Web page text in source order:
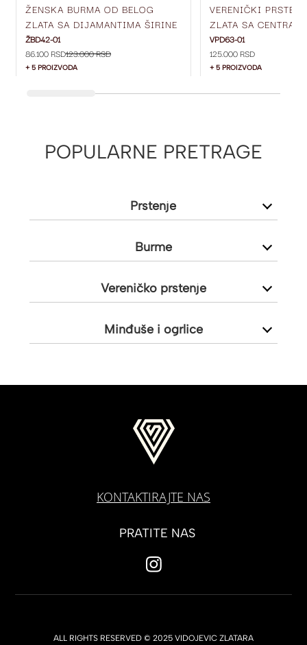
ŽENSKA BURMA OD BELOG
ZLATA SA DIJAMANTIMA ŠIRINE
5 MM ŽBD42-01
ŽBD42-01
86.100 RSD123.000 RSD
+ 5 PROIZVODA
VERENIČKI PRSTEN
ZLATA SA
DIJAMANTOM I
SA STRANE VPD63-
VPD63-01
125.000 RSD
+ 5 PROIZVODA
POPULARNE PRETRAGE
Prstenje
Burme
Vereničko prstenje
Minđuše i ogrlice
KONTAKTIRAJTE NAS
PRATITE NAS
ALL RIGHTS RESERVED © 2025 VIDOJEVIC ZLATARA